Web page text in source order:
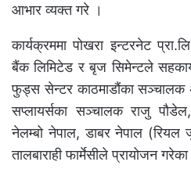
आभार व्यक्त गरे ।
कार्यक्रममा पोखरा इन्टरनेट
बैंक लिमिटेड र बृज सिमेन्टले
फुड्स सेन्टर काठमाडौंका सञ्चालक
सप्लायर्सका सञ्चालक राजु
नेलम्बो नेपाल, डाबर नेपाल (रियल
तालबाराही फार्मेसीले प्रायोजन